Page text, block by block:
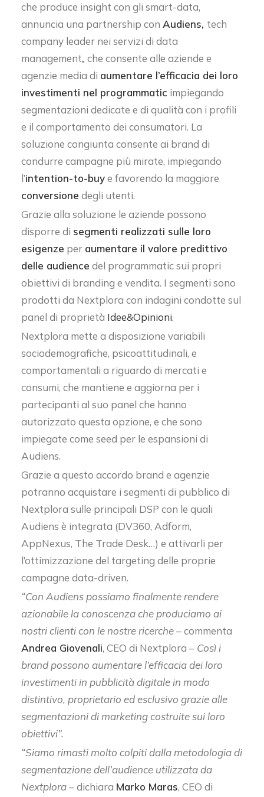
che produce insight con gli smart-data,
annuncia una partnership con Audiens, tech
company leader nei servizi di data
management, che consente alle aziende e
agenzie media di aumentare l’efficacia dei loro
investimenti nel programmatic impiegando
segmentazioni dedicate e di qualità con i profili
e il comportamento dei consumatori. La
soluzione congiunta consente ai brand di
condurre campagne più mirate, impiegando
l’intention-to-buye favorendo la maggiore
conversione degli utenti.
Grazie alla soluzione le aziende possono
disporre di segmenti realizzati sulle loro
esigenze per aumentare il valore predittivo
delle audience del programmatic sui propri
obiettivi di branding e vendita. I segmenti sono
prodotti da Nextplora con indagini condotte sul
panel di proprietà Idee&Opinioni.
Nextplora mette a disposizione variabili
sociodemografiche, psicoattitudinali, e
comportamentali a riguardo di mercati e
consumi, che mantiene e aggiorna per i
partecipanti al suo panel che hanno
autorizzato questa opzione, e che sono
impiegate come seed per le espansioni di
Audiens.
Grazie a questo accordo brand e agenzie
potranno acquistare i segmenti di pubblico di
Nextplora sulle principali DSP con le quali
Audiens è integrata (DV360, Adform,
AppNexus, The Trade Desk…) e attivarli per
l’ottimizzazione del targeting delle proprie
campagne data-driven.
“Con Audiens possiamo finalmente rendere
azionabile la conoscenza che produciamo ai
nostri clienti con le nostre ricerche –commenta
Andrea Giovenali, CEO di Nextplora – Così i
brand possono aumentare l’efficacia dei loro
investimenti in pubblicità digitale in modo
distintivo, proprietario ed esclusivo grazie alle
segmentazioni di marketing costruite sui loro
obiettivi”.
“Siamo rimasti molto colpiti dalla metodologia di
segmentazione dell’audience utilizzata da
Nextplora –dichiara Marko Maras, CEO di